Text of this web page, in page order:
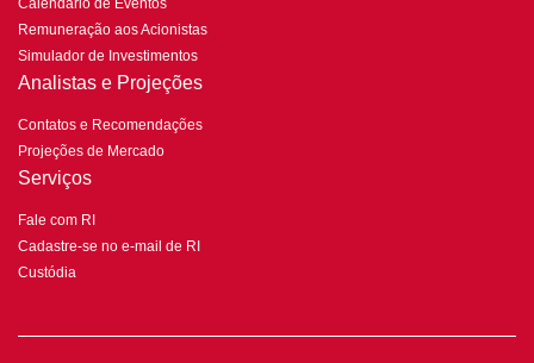
Calendário de Eventos
Remuneração aos Acionistas
Simulador de Investimentos
Analistas e Projeções
Contatos e Recomendações
Projeções de Mercado
Serviços
Fale com RI
Cadastre-se no e-mail de RI
Custódia